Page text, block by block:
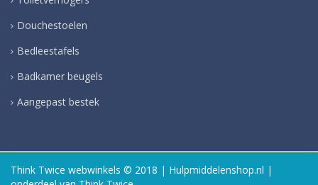
Douchestoelen
Bedleestafels
Badkamer beugels
Aangepast bestek
Think Twice webwinkels © 2018 | Hulpmiddelenshop.nl |